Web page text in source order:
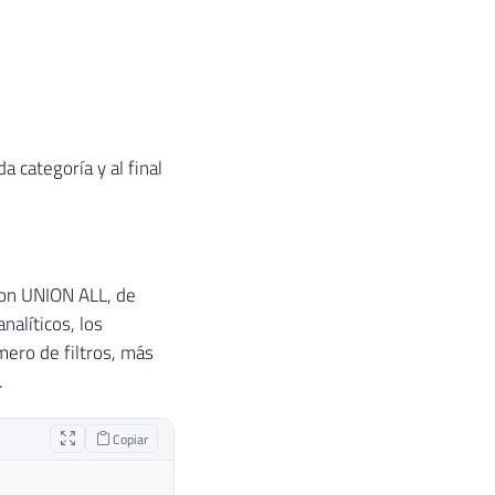
categoría y al final
UNION ALL, de
los
de filtros, más
Copiar